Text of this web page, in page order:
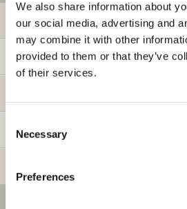
We also share information about
our social media, advertising and
may combine it with other
provided to them or that they’ve
of their services.
Selection
Necessary
Preferences
初めての方へ
ご利用ガイド
お問い合わせ